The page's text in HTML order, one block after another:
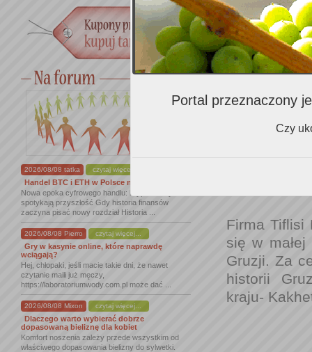
2026/08/08 tatka czytaj więcej...
Handel BTC i ETH w Polsce na nowym ...
Nowa epoka cyfrowego handlu: kryptowaluty
spotykają przyszłość Gdy historia finansów
zaczyna pisać nowy rozdział Historia ...
2026/08/08 Pierro czytaj więcej...
Gry w kasynie online, które naprawdę
wciągają?
Hej, chłopaki, jeśli macie takie dni, że nawet
czytanie maili już męczy,
https://laboratoriumwody.com.pl może dać ...
2026/08/08 Mixon czytaj więcej...
Dlaczego warto wybierać dobrze
dopasowaną bieliznę dla kobiet
Komfort noszenia zależy przede wszystkim od
właściwego dopasowania bielizny do sylwetki.
Firma
na którym
ofercie ma
winiarni –
Firma Tiflisi
się w
Gruzji. Za
historii
kraju-
Portal przeznaczony
Czy